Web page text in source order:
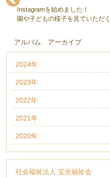
下条保育園
下条保育園
下条保育園
下条保育園
下条保育園
下条保育園
Instagramを始めました！
園や子どもの様子を見ていただ
アルバム アーカイブ
2024年
2023年
2022年
2021年
2020年
社会福祉法人 宝光福祉会